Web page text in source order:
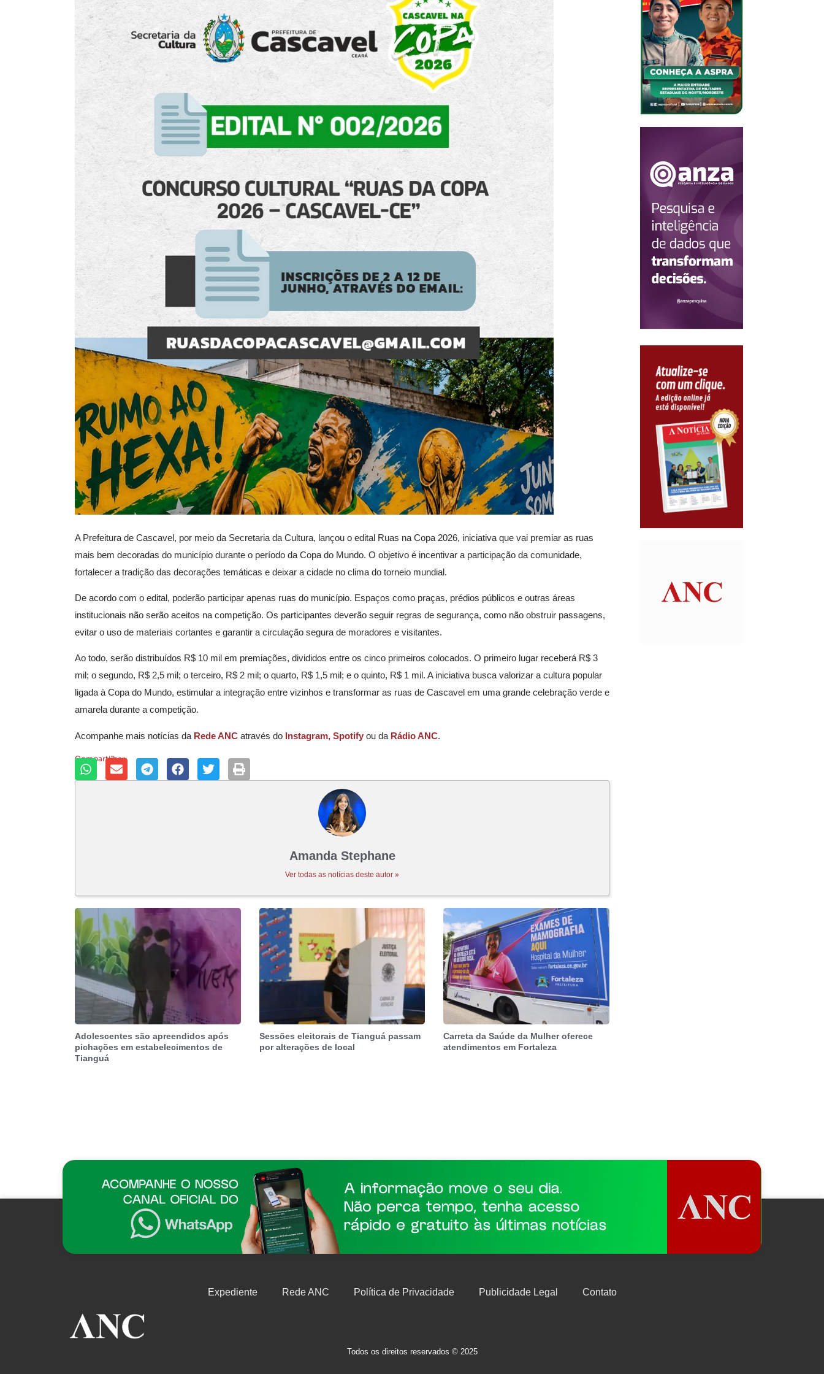
A Prefeitura de Cascavel, por meio da Secretaria da Cultura, lançou o edital Ruas na Copa 2026, iniciativa que vai premiar as ruas
mais bem decoradas do município durante o período da Copa do Mundo. O objetivo é incentivar a participação da comunidade,
fortalecer a tradição das decorações temáticas e deixar a cidade no clima do torneio mundial.
De acordo com o edital, poderão participar apenas ruas do município. Espaços como praças, prédios públicos e outras áreas
institucionais não serão aceitos na competição. Os participantes deverão seguir regras de segurança, como não obstruir passagens,
evitar o uso de materiais cortantes e garantir a circulação segura de moradores e visitantes.
Ao todo, serão distribuídos R$ 10 mil em premiações, divididos entre os cinco primeiros colocados. O primeiro lugar receberá R$ 3
mil; o segundo, R$ 2,5 mil; o terceiro, R$ 2 mil; o quarto, R$ 1,5 mil; e o quinto, R$ 1 mil. A iniciativa busca valorizar a cultura popular
ligada à Copa do Mundo, estimular a integração entre vizinhos e transformar as ruas de Cascavel em uma grande celebração verde e
amarela durante a competição.
Acompanhe mais notícias da Rede ANC através do Instagram, Spotify ou da Rádio ANC.
Compartilhar:
Amanda Stephane
Ver todas as notícias deste autor »
Adolescentes são apreendidos após
pichações em estabelecimentos de
Tianguá
Sessões eleitorais de Tianguá passam
por alterações de local
Carreta da Saúde da Mulher oferece
atendimentos em Fortaleza
Expediente Rede ANC Política de Privacidade Publicidade Legal Contato
Todos os direitos reservados © 2025